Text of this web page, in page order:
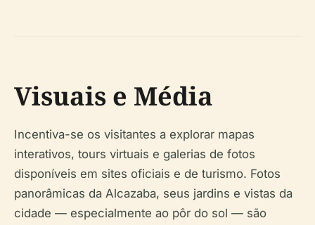
Visuais e Média
Incentiva-se os visitantes a explorar mapas
interativos, tours virtuais e galerias de fotos
disponíveis em sites oficiais e de turismo. Fotos
panorâmicas da Alcazaba, seus jardins e vistas da
cidade — especialmente ao pôr do sol — são